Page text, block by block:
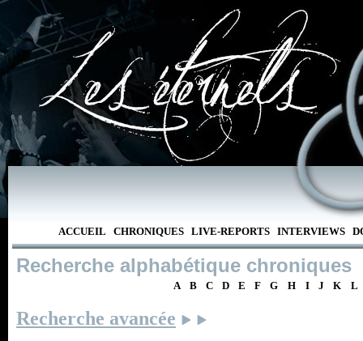
ACCUEIL CHRONIQUES LIVE-REPORTS INTERVIEWS
Recherche alphabétique chroniques
A B C D E F G H I J K L
Recherche avancée